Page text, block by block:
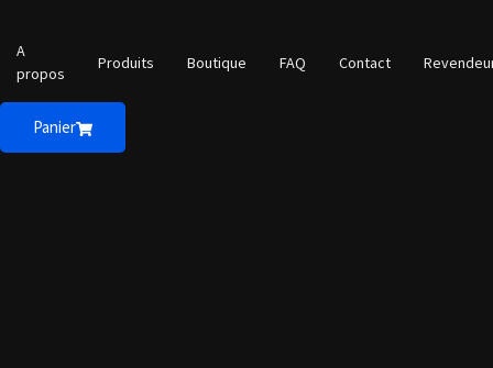
A
propos
Produits Boutique FAQ Contact
Panier